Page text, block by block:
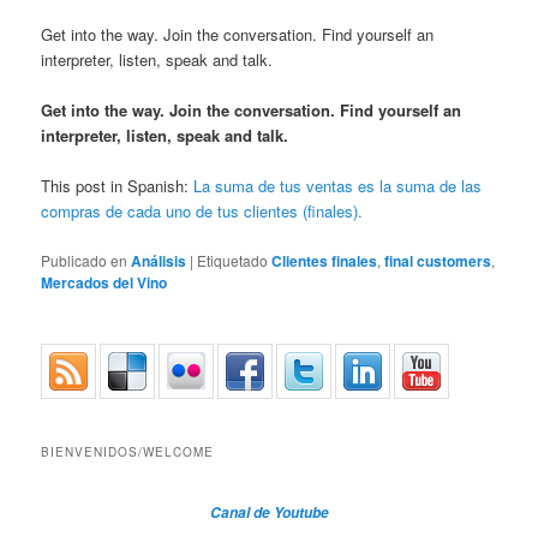
Get into the way. Join the conversation. Find yourself an
interpreter, listen, speak and talk.
Get into the way. Join the conversation. Find yourself an
interpreter, listen, speak and talk.
This post in Spanish: La suma de tus ventas es la suma de las
compras de cada uno de tus clientes (finales).
Publicado en Análisis | Etiquetado Clientes finales,final customers,
Mercados del Vino
BIENVENIDOS/WELCOME
Canal de Youtube